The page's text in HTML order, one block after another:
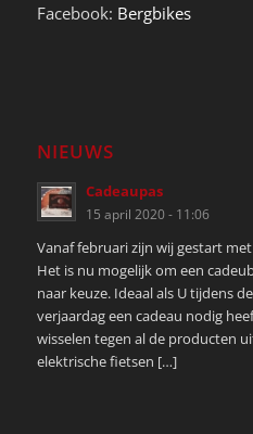
Facebook: Bergbikes
NIEUWS
Cadeaupas
15 april 2020 - 11:06
Vanaf februari zijn wij gestart
Het is nu mogelijk om een
naar keuze. Ideaal als U tijdens
verjaardag een cadeau nodig
wisselen tegen al de producten
elektrische fietsen […]